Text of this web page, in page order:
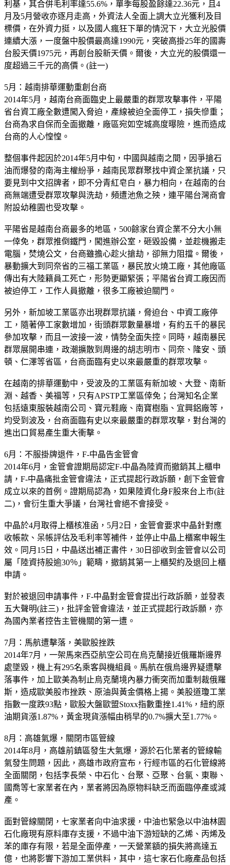
利基，其合併毛利率達55.6%，單季每股盈餘達22.36元，且4
月及5月營收亦逐月走高，外資法人全面上調大立光獲利及目
標價，在外資力挺，以及國人瘋狂下單的情況下，大立光股價
連續大漲，一度盤中股價最高達1990元，突破高掛25年的國壽
台股天價1975元，再創台股新天價。爾後，大立光的股價還一
度超過三千元的高價。(註一)
5月：越南排華運動重創台商
2014年5月，越南台商面臨史上最嚴重的群眾攻擊事件，平陽
省台資工廠全數遭闖入脅迫，產線被迫全面停工，損失慘重；
台商為求自保而全面撤離，廠區宛如空城高度曝險，進而造成
台商的人心惶惶。
整個事件起因於2014年5月中旬，中國與越南之間，因爭搶石
油而爆發的南海主權紛爭，越南民眾群聚找中資企業抗議，只
要見到中文招牌者，即不分青紅皂白，暴力相向，在越南的台
商無端遭受群眾攻擊與洗劫，頻遭池魚之殃，連平陽台灣商會
附設幼稚園也受攻擊。
平陽省是越南台商最多的地區，500餘家台資企業不分大小無
一倖免，群眾推倒鐵門，闖進辦公室，砸毀設備，並趁機搬走
電腦，焚燒公文，台商雖擔心趁火搶劫，卻無力阻擋。爾後，
暴動擴大到同奈省的三福工業區，暴民放火燒工廠，其他廠區
傳出有大陸籍員工死亡，形勢更顯緊張；平陽省台資工廠因而
被迫停工，工作人員撤離，很多工廠被迫關門。
另外，新加坡工業區亦出現群眾抗議，脅迫台、中資工廠停
工，隨著停工家數增加，街頭群眾數量暴增，有約五千的暴民
參加攻擊，而且一波接一波，情勢全面失控。同時，越南暴民
群眾展開串連，政潮擴散到周邊的胡志明市、同奈、隆安、頭
頓、仁澤等省區，台商面臨有史以來最嚴重的群眾攻擊。
在越南的排華運動中，受波及的工業區有新加坡、大登、南新
淵、越香、美福等，只有APSTP工業區倖免；台灣知名企業
包括遠東服裝越南公司、寶元鞋廠、南寶樹脂、宜興鋁廠等，
均受到波及，台商面臨有史以來最嚴重的群眾攻擊，對台灣的
進出口貿易產生重大衝擊。
6月：不服掛牌退件，F-中晶告金管會
2014年6月，金管會證期局認定F-中晶為陸資而撤銷其上櫃申
請，F-中晶痛批金管會違法，正式提起行政訴願，創下金管會
成立以來的首例。證期局認為，如果陸資化身F股來台上市(註
二)，會衍生重大爭議，台灣社會絕不會接受。
中晶於4月取得上櫃核准函，5月2日，金管會要求中晶針對應
收帳款、呆帳評估及毛利率等補件，並停止中晶上櫃案申報生
效。同月15日，中晶送出補正書件，30日卻收到金管會以公司
屬「陸資持股逾30％」範疇，撤銷其第一上櫃契約及退回上櫃
申請。
對於被退回申請事件，F-中晶對金管會提出行政訴願，並發表
五大聲明(註三)，批評金管會違法，並正式提起行政訴願，亦
為國內業者控告主管機關的第一遭。
7月：馬航遭擊落，美歐股挫跌
2014年7月，一架馬來西亞航空公司在烏克蘭接近俄羅斯邊界
處墜毀，機上有295名乘客與機組員。馬航在俄烏邊界疑遭擊
落事件，加上歐美為制止烏克蘭境內暴力衝突而加重制裁俄羅
斯，造成歐美股市挫跌、原油與黃金價格上揚。美股道瓊工業
指數一度跌93點，歐股大盤歐盟Stoxx指數重挫1.41%，紐約原
油期貨漲1.87%，黃金現貨漲幅由稍早的0.7%擴大至1.77%。
8月：高雄氣爆，關閉市區管線
2014年8月，高雄前鎮區發生大氣爆，源於石化業者的管線輸
氣發生問題，因此，高雄市政府宣布，行經市區的石化管線將
全面關閉，包括李長榮、中石化、台聚、亞聚、台氯、東聯、
國喬等七家業者在內，業者將因為原物料缺乏而面臨停產或減
產。
面對管線關閉，七家業者向中油求援，中油也緊急以中油林園
石化廠現有原料庫存支援，不過中油下游短缺的乙烯、丙烯及
苯的庫存有限，若是全面停產，一天營業額的損失將高達五
億，也將影響下游加工業供料，其中，這七家石化廠產品包括